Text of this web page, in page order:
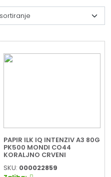
PAPIR ILK IQ INTENZIV A3 80G
PK500 MONDI CO44
KORALJNO CRVENI
SKU: 000022859